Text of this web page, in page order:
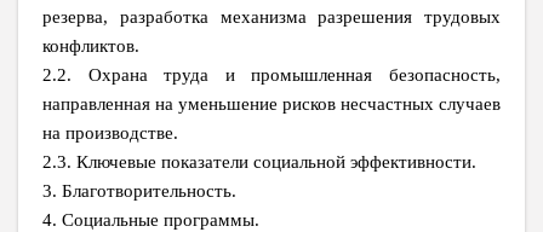
резерва, разработка механизма разрешения трудовых
конфликтов.
2.2. Охрана труда и промышленная безопасность,
направленная на уменьшение рисков несчастных случаев
на производстве.
2.3. Ключевые показатели социальной эффективности.
3. Благотворительность.
4. Социальные программы.